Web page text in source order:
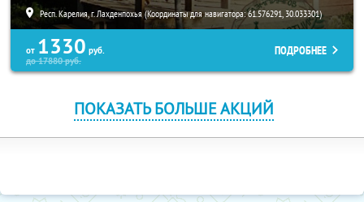
Респ. Карелия, г. Лахденпохья (Координаты для навигатора: 61.576291, 30.033301)
от 1330 руб.
до17880руб.
ПОДРОБНЕЕ
ПОКАЗАТЬ БОЛЬШЕ АКЦИЙ